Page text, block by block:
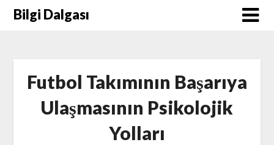
SkipBilgi Dalgası
Futbol Takımının Başarıya
Ulaşmasının Psikolojik
Yolları